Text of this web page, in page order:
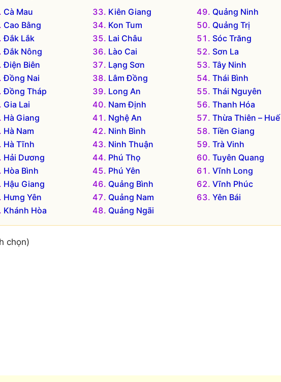
Cà Mau
Cao Bằng
Đắk Lắk
Đắk Nông
Điện Biên
Đồng Nai
Đồng Tháp
Gia Lai
Hà Giang
Hà Nam
Hà Tĩnh
Hải Dương
Hòa Bình
Hậu Giang
Hưng Yên
Khánh Hòa
Kiên Giang
Kon Tum
Lai Châu
Lào Cai
Lạng Sơn
Lâm Đồng
Long An
Nam Định
Nghệ An
Ninh Bình
Ninh Thuận
Phú Thọ
Phú Yên
Quảng Bình
Quảng Nam
Quảng Ngãi
Quảng Ninh
Quảng Trị
Sóc Trăng
Sơn La
Tây Ninh
Thái Bình
Thái Nguyên
Thanh Hóa
Thừa Thiên – Huế
Tiền Giang
Trà Vinh
Tuyên Quang
Vĩnh Long
Vĩnh Phúc
Yên Bái
chọn)